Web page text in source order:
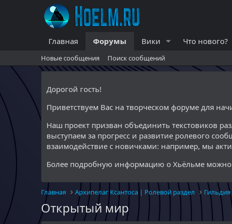
Главная Форумы Вики Что нового?
Новые сообщения Поиск сообщений
Дорогой гость!
Приветствуем Вас на творческом форуме для
Наш проект призван объединить текстовиков
выступаем за прогресс и развитие ролевого
взаимодействие с новичками: например, мы
Более подробную информацию о Хьёльме можно
Главная Архипелаг Ксантоса | Ролевой раздел
Открытый мир